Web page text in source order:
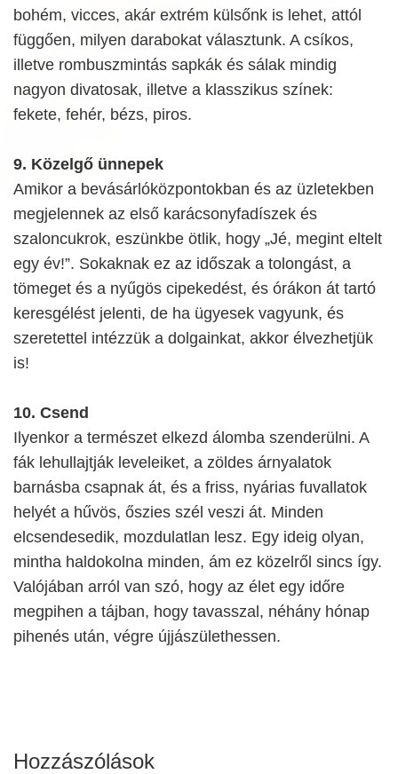
bohém, vicces, akár extrém külsőnk is lehet, attól
függően, milyen darabokat választunk. A csíkos,
illetve rombuszmintás sapkák és sálak mindig
nagyon divatosak, illetve a klasszikus színek:
fekete, fehér, bézs, piros.
9. Közelgő ünnepek
Amikor a bevásárlóközpontokban és az üzletekben
megjelennek az első karácsonyfadíszek és
szaloncukrok, eszünkbe ötlik, hogy „Jé, megint eltelt
egy év!”. Sokaknak ez az időszak a tolongást, a
tömeget és a nyűgös cipekedést, és órákon át tartó
keresgélést jelenti, de ha ügyesek vagyunk, és
szeretettel intézzük a dolgainkat, akkor élvezhetjük
is!
10. Csend
Ilyenkor a természet elkezd álomba szenderülni. A
fák lehullajtják leveleiket, a zöldes árnyalatok
barnásba csapnak át, és a friss, nyárias fuvallatok
helyét a hűvös, őszies szél veszi át. Minden
elcsendesedik, mozdulatlan lesz. Egy ideig olyan,
mintha haldokolna minden, ám ez közelről sincs így.
Valójában arról van szó, hogy az élet egy időre
megpihen a tájban, hogy tavasszal, néhány hónap
pihenés után, végre újjászülethessen.
Hozzászólások